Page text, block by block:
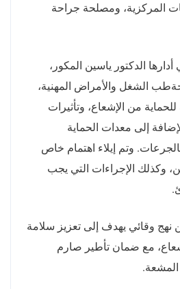
المركزية، ومصلحة جراحة
الدكتور ياسين المكور،
الشغل والأمراض المهنية،
من الإشعاع، وتأثيرات
إلى معدات الحماية
وتم إيلاء اهتمام خاص
وكذلك الإجراءات التي يجب
نهج وقائي يهدف إلى تعزيز سلامة
مع ضمان تأطير صارم